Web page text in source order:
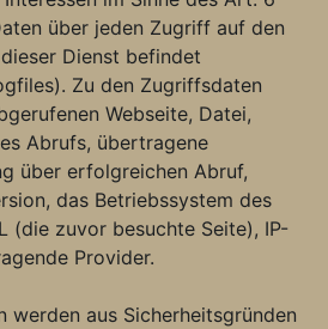
über jeden Zugriff auf den
Dienst befindet
Zu den Zugriffsdaten
Webseite, Datei,
Abrufs, übertragene
über erfolgreichen Abruf,
das Betriebssystem des
(die zuvor besuchte Seite), IP-
Provider.
werden aus Sicherheitsgründen